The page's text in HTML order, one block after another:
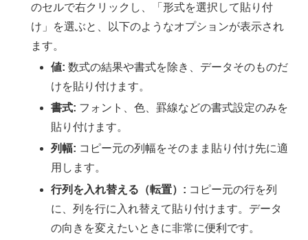
のセルで右クリックし、「形式を選択して貼り付
け」を選ぶと、以下のようなオプションが表示され
ます。
値: 数式の結果や書式を除き、データそのものだ
けを貼り付けます。
書式: フォント、色、罫線などの書式設定のみを
貼り付けます。
列幅: コピー元の列幅をそのまま貼り付け先に適
用します。
行列を入れ替える（転置）: コピー元の行を列
に、列を行に入れ替えて貼り付けます。データ
の向きを変えたいときに非常に便利です。